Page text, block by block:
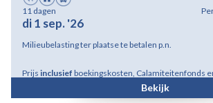
11 dagen
di 1 sep. '26
Milieubelasting ter plaatse te betalen p.n.
Prijs inclusief boekingskosten, Calamiteitenfonds
Bekijk